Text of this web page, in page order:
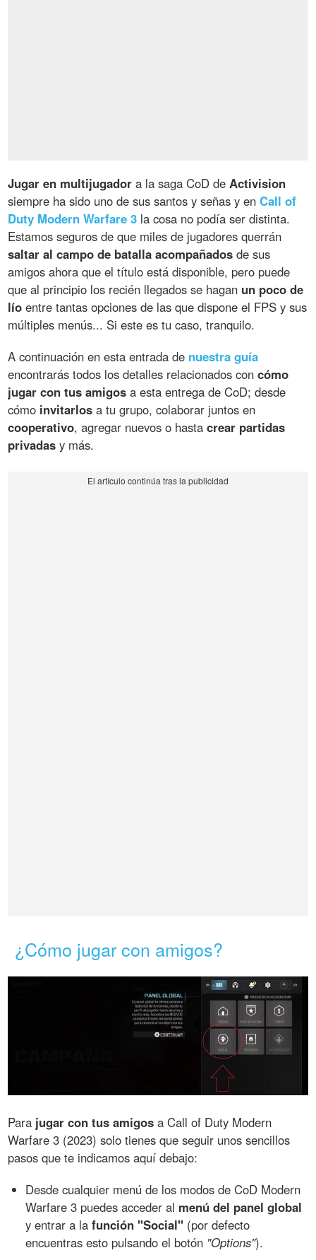
Jugar en multijugador a la saga CoD deActivision
siempre ha sido uno de sus santos y señas y enCall of
Duty Modern Warfare 3 la cosa no podía ser distinta.
Estamos seguros de que miles de jugadores querrán
saltar al campo de batalla acompañados de sus
amigos ahora que el título está disponible, pero puede
que al principio los recién llegados se hagan un poco de
lío entre tantas opciones de las que dispone el FPS y sus
múltiples menús... Si este es tu caso, tranquilo.
A continuación en esta entrada de nuestra guía
encontrarás todos los detalles relacionados concómo
jugar con tus amigos a esta entrega de CoD; desde
cómo invitarlos a tu grupo, colaborar juntos en
cooperativo, agregar nuevos o hastacrear partidas
privadas y más.
¿Cómo jugar con amigos?
Para jugar con tus amigos a Call of Duty Modern
Warfare 3 (2023) solo tienes que seguir unos sencillos
pasos que te indicamos aquí debajo:
Desde cualquier menú de los modos de CoD Modern
Warfare 3 puedes acceder al menú del panel global
y entrar a lafunción "Social" (por defecto
encuentras esto pulsando el botón "Options").